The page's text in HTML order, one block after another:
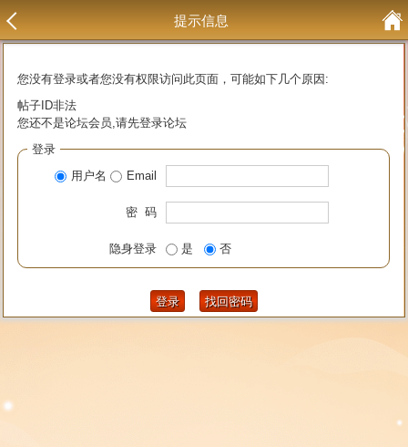
提示信息
您没有登录或者您没有权限访问此页面，可能如下几个原因:
帖子ID非法
您还不是论坛会员,请先登录论坛
登录
用户名
Email
密 码
隐身登录 是 否